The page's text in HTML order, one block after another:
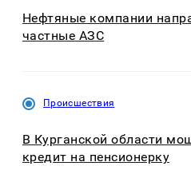
Нефтяные компании
частные АЗС
Происшествия
В Курганской области
кредит на пенсионерку